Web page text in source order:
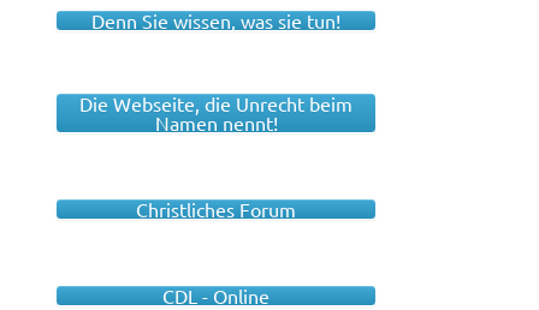
Denn Sie wissen, was sie tun!
Die Webseite, die Unrecht beim
Namen nennt!
Christliches Forum
CDL - Online